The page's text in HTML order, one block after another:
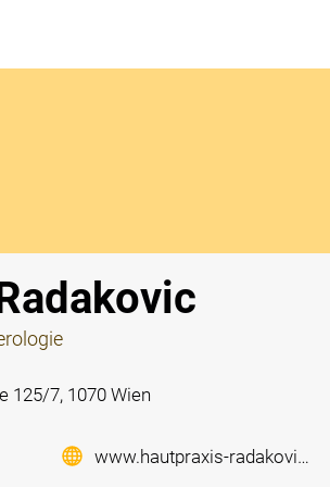
125/7, 1070 Wien
www.hautpraxis-radakovic.at